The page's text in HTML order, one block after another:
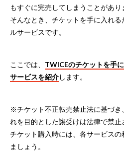
もすぐに完売してしまうことがあり
そんなとき、チケットを手に入れ
ルサービスです。
ここでは、 TWICEのチケットを手
サービスを紹介します。
※チケット不正転売禁止法に基づき
れを目的とした譲受けは法律で禁止
チケット購入時には、各サービス
ましょう。